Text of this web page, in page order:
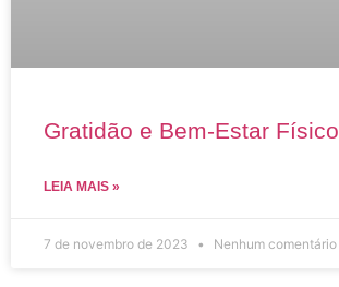
Gratidão e Bem-Estar Físico
LEIA MAIS »
7 de novembro de 2023 Nenhum comentário